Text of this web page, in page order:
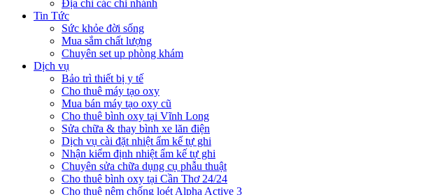
Địa chỉ các chi nhánh
Tin Tức
Sức khỏe đời sống
Mua sắm chất lượng
Chuyên set up phòng khám
Dịch vụ
Bảo trì thiết bị y tế
Cho thuê máy tạo oxy
Mua bán máy tạo oxy cũ
Cho thuê bình oxy tại Vĩnh Long
Sửa chữa & thay bình xe lăn điện
Dịch vụ cài đặt nhiệt ẩm kế tự ghi
Nhận kiểm định nhiệt ẩm kế tự ghi
Chuyên sửa chữa dụng cụ phẫu thuật
Cho thuê bình oxy tại Cần Thơ 24/24
Cho thuê nệm chống loét Alpha Active 3